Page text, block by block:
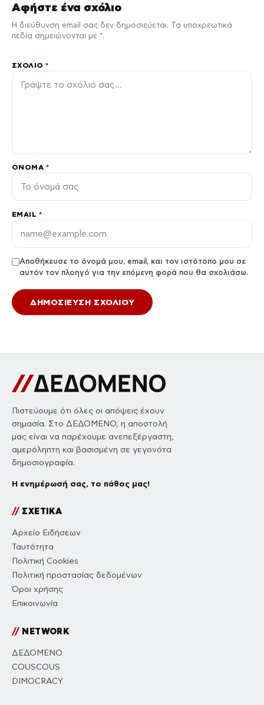
Αφήστε ένα σχόλιο
Η διεύθυνση email σας δεν δημοσιεύεται. Τα υποχρεωτικά
πεδία σημειώνονται με *.
ΣΧΌΛΙΟ*
ΌΝΟΜΑ *
EMAIL *
Αποθήκευσε το όνομά μου, email, και τον ιστότοπο μου σε
αυτόν τον πλοηγό για την επόμενη φορά που θα σχολιάσω.
Πιστεύουμε ότι όλες οι απόψεις έχουν
σημασία. Στο ΔΕΔΟΜΕΝΟ, η αποστολή
μας είναι να παρέχουμε ανεπεξέργαστη,
αμερόληπτη και βασισμένη σε γεγονότα
δημοσιογραφία.
Η ενημέρωσή σας, το πάθος μας!
//ΣΧΕΤΙΚΑ
Αρχείο Ειδήσεων
Ταυτότητα
Πολιτική Cookies
Πολιτική προστασίας δεδομένων
Όροι χρήσης
Επικοινωνία
//NETWORK
ΔΕΔΟΜΕΝΟ
COUSCOUS
DIMOCRACY